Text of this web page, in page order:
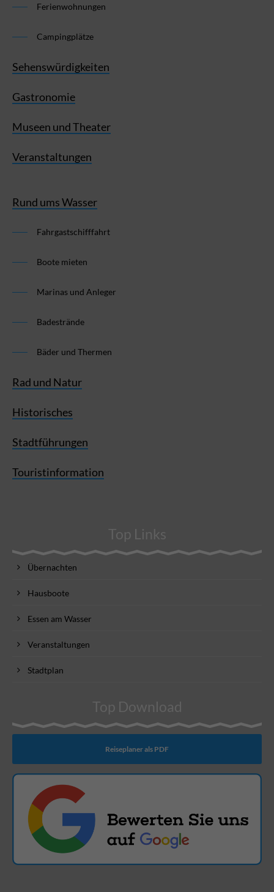
Ferienwohnungen
Campingplätze
Sehenswürdigkeiten
Gastronomie
Museen und Theater
Veranstaltungen
Rund ums Wasser
Fahrgastschifffahrt
Boote mieten
Marinas und Anleger
Badestrände
Bäder und Thermen
Rad und Natur
Historisches
Stadtführungen
Touristinformation
Top Links
Übernachten
Hausboote
Essen am Wasser
Veranstaltungen
Stadtplan
Top Download
Reiseplaner als PDF